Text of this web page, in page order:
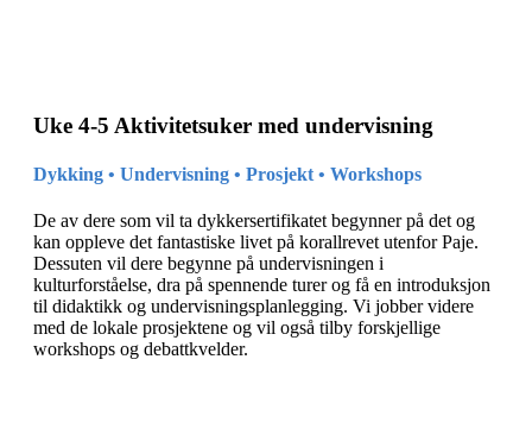
Uke 4-5 Aktivitetsuker med undervisning
Dykking • Undervisning • Prosjekt • Workshops
De av dere som vil ta dykkersertifikatet begynner på det og
kan oppleve det fantastiske livet på korallrevet utenfor Paje.
Dessuten vil dere begynne på undervisningen i
kulturforståelse, dra på spennende turer og få en introduksjon
til didaktikk og undervisningsplanlegging. Vi jobber videre
med de lokale prosjektene og vil også tilby forskjellige
workshops og debattkvelder.